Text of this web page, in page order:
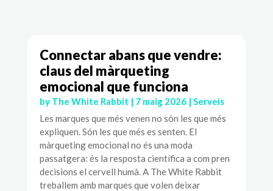
Connectar abans que vendre:
claus del màrqueting
emocional que funciona
by The White Rabbit | 7 maig 2026| Serveis
Les marques que més venen no són les que més
expliquen. Són les que més es senten. El
màrqueting emocional no és una moda
passatgera: és la resposta científica a com pren
decisions el cervell humà. A The White Rabbit
treballem amb marques que volen deixar